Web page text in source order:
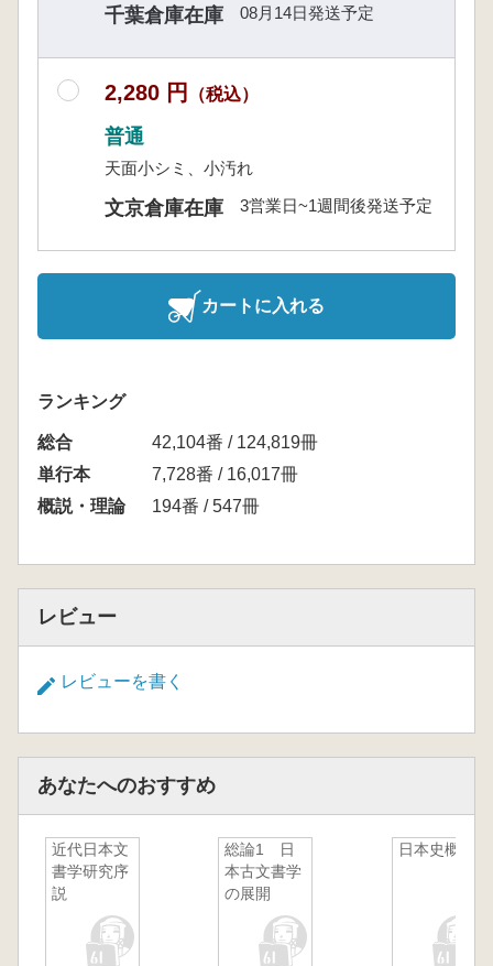
千葉倉庫在庫 08月14日発送予定
2,280 円 （税込）
普通
天面小シミ、小汚れ
文京倉庫在庫 3営業日~1週間後発送予定
カートに入れる
ランキング
総合
42,104番 / 124,819冊
単行本
7,728番 / 16,017冊
概説・理論
194番 / 547冊
レビュー
レビューを書く
あなたへのおすすめ
近代日本文
書学研究序
説
総論1 日
本古文書学
の展開
日本史概説